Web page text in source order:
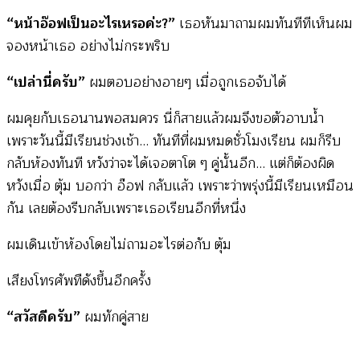
“หน้าอ๊อฟเป็นอะไรเหรอค่ะ?” เธอหันมาถามผมทันทีทีเห็นผม
จองหน้าเธอ อย่างไม่กระพริบ
“เปล่านี่ครับ” ผมตอบอย่างอายๆ เมื่อถูกเธอจับได้
ผมคุยกับเธอนานพอสมควร นี่ก็สายแล้วผมจึงขอตัวอาบน้ำ
เพราะวันนี้มีเรียนช่วงเช้า… ทันทีที่ผมหมดชั่วโมงเรียน ผมก็รีบ
กลับห้องทันที หวังว่าจะได้เจอตาโต ๆ คู่นั้นอีก… แต่ก็ต้องผิด
หวังเมื่อ ตุ้ม บอกว่า อ๊อฟ กลับแล้ว เพราะว่าพรุ่งนี้มีเรียนเหมือน
กัน เลยต้องรีบกลับเพราะเธอเรียนอีกที่หนึ่ง
ผมเดินเข้าห้องโดยไม่ถามอะไรต่อกับ ตุ้ม
เสียงโทรศัพทืดังขึ้นอีกครั้ง
“สวัสดีครับ” ผมทักคู่สาย